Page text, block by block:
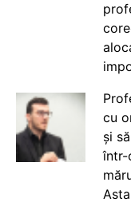
cu
și
într-